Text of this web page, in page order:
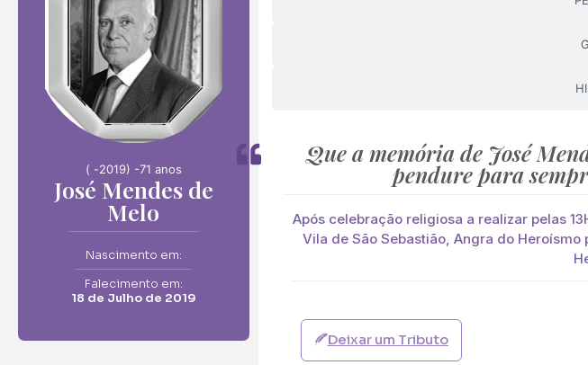
( -2019) -71 anos
José Mendes de
Melo
Nascimento em:
Falecimento em:
18 de Julho de 2019
Que a memória de José
pendure para
Após celebração religiosa a realizar pelas
Vila de São Sebastião, Angra do
Deixar um Tributo
Neste Formulário, você paga de imediato com
Ramo de Flores
Palma Cruz Coração
Palma:
Pequena (€85)
Média (€100)